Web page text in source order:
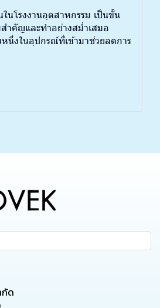
นโรงงานอุตสาหกรรม เป็นขั้น
ำคัญและทำอย่างสม่ำเสมอ
หนึ่งในอุปกรณ์ที่เข้ามาช่วยลดการ
กัด